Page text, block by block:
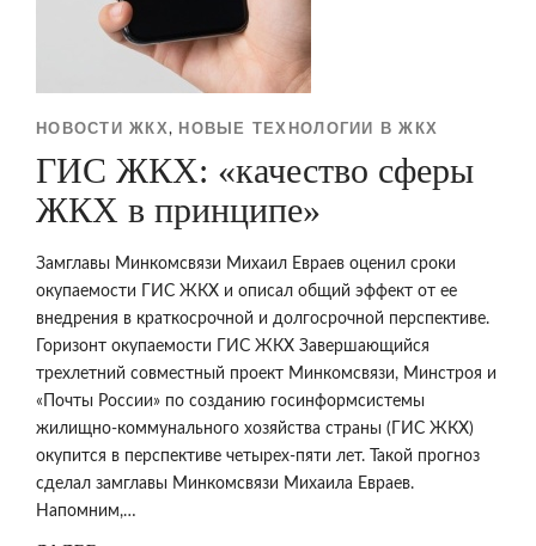
НОВОСТИ ЖКХ, НОВЫЕ ТЕХНОЛОГИИ В ЖКХ
ГИС ЖКХ: «качество сферы
ЖКХ в принципе»
Замглавы Минкомсвязи Михаил Евраев оценил сроки
окупаемости ГИС ЖКХ и описал общий эффект от ее
внедрения в краткосрочной и долгосрочной перспективе.
Горизонт окупаемости ГИС ЖКХ Завершающийся
трехлетний совместный проект Минкомсвязи, Минстроя и
«Почты России» по созданию госинформсистемы
жилищно-коммунального хозяйства страны (ГИС ЖКХ)
окупится в перспективе четырех-пяти лет. Такой прогноз
сделал замглавы Минкомсвязи Михаила Евраев.
Напомним,…